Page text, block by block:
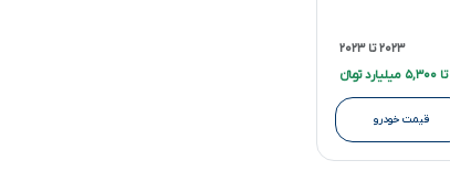
۲۰۲۳ تا ۲۰۲۳
قیمت خودرو